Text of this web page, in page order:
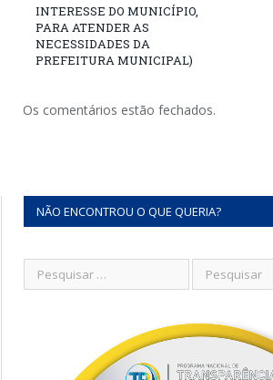
INTERESSE DO MUNICÍPIO,
PARA ATENDER AS
NECESSIDADES DA
PREFEITURA MUNICIPAL)
Os comentários estão fechados.
NÃO ENCONTROU O QUE QUERIA?